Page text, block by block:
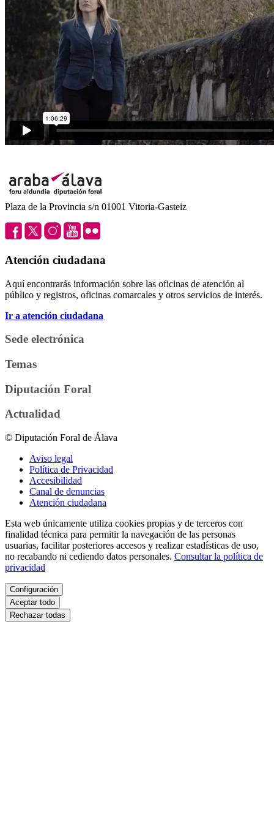
Plaza de la Provincia s/n 01001 Vitoria-Gasteiz
Atención ciudadana
Aquí encontrarás información sobre las oficinas de atención al
público y registros, oficinas comarcales y otros servicios de interés.
Ir a atención ciudadana
Sede electrónica
Temas
Diputación Foral
Actualidad
© Diputación Foral de Álava
Aviso legal
Política de Privacidad
Accesibilidad
Canal de denuncias
Atención ciudadana
Esta web únicamente utiliza cookies propias y de terceros con
finalidad técnica para permitir la navegación de las personas
usuarias, facilitar posteriores accesos y realizar estadísticas de uso,
no recabando ni cediendo datos personales. Consultar la política de
privacidad
Configuración
Aceptar todo
Rechazar todas